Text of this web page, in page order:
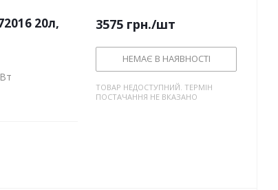
20л,
3575 грн./шт
НЕМАЄ В НАЯВНОСТІ
ТОВАР НЕДОСТУПНИЙ. ТЕРМІН
ПОСТАЧАННЯ НЕ ВКАЗАНО